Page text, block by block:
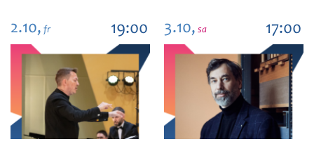
2.10, fr 19:00 3.10, sa 17:00